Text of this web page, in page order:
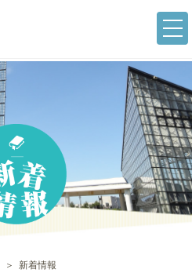
新着情報